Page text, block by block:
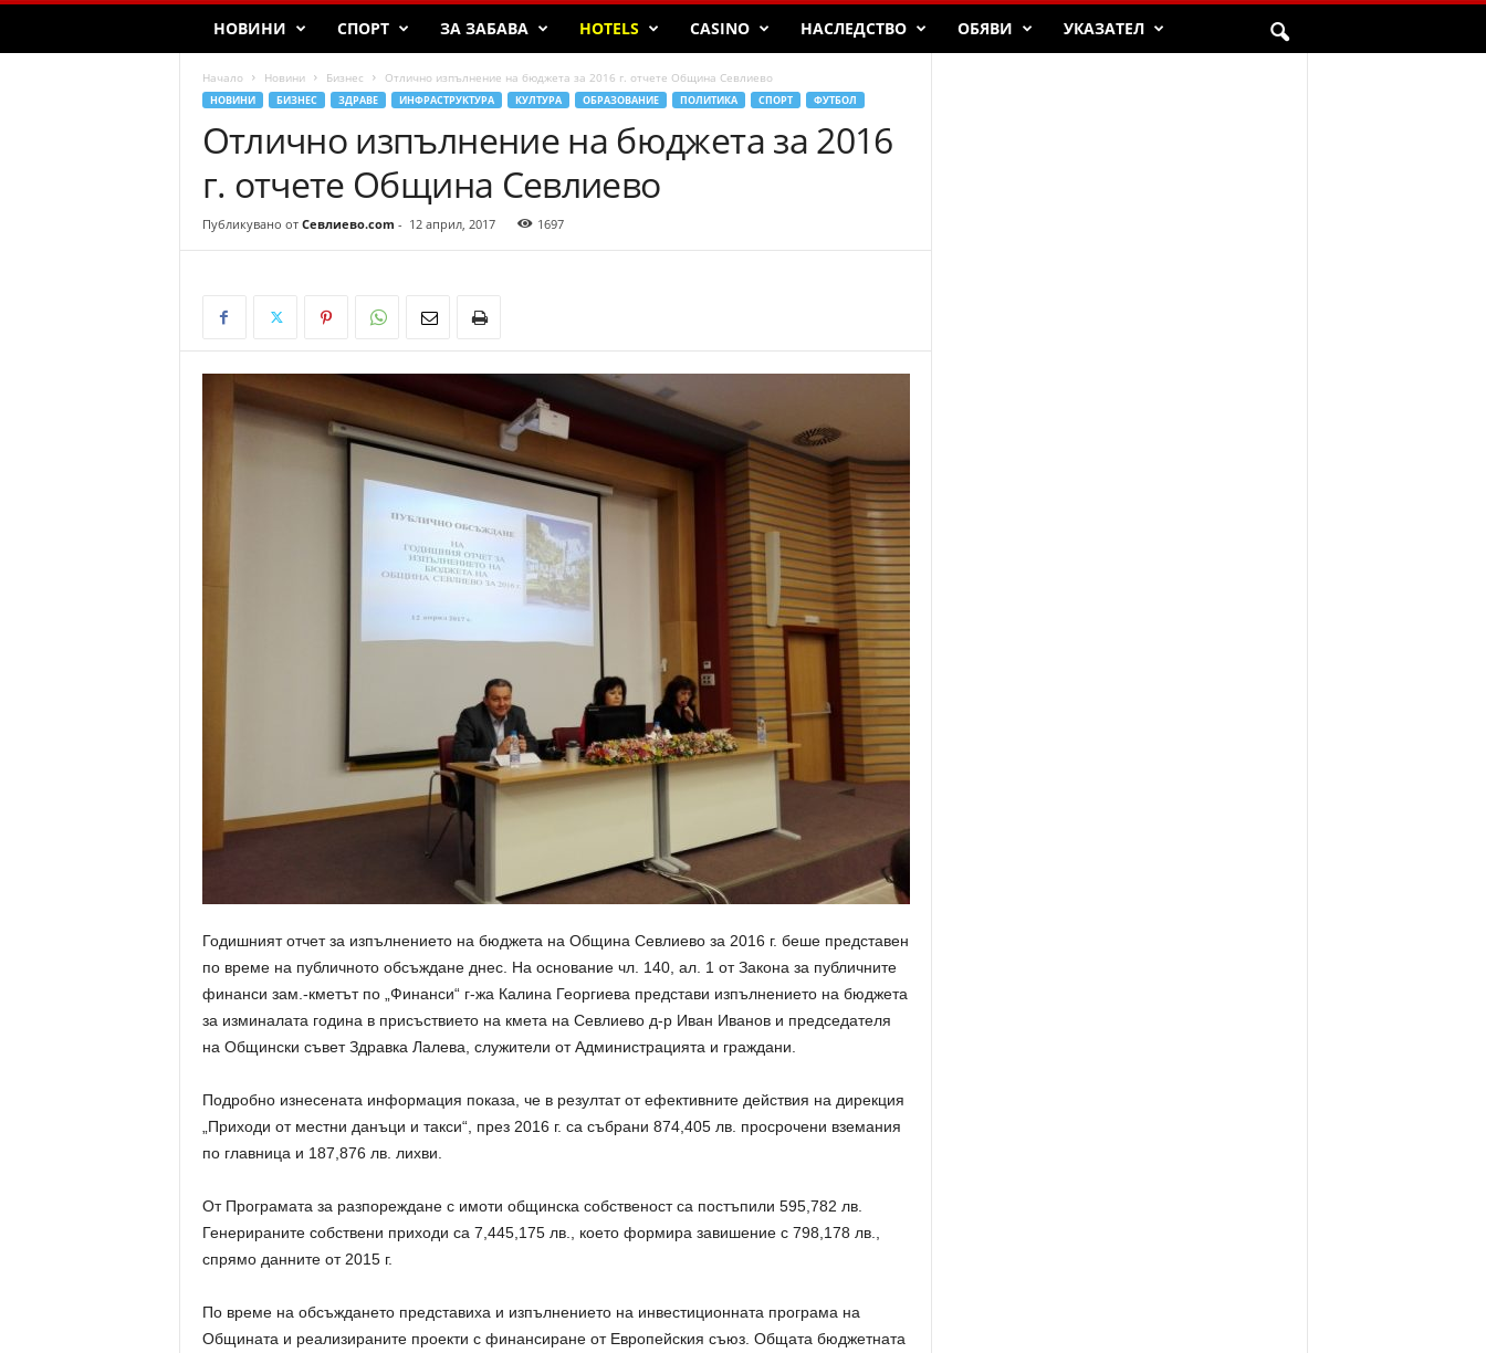
НОВИНИ СПОРТ ЗА ЗАБАВА HOTELS CASINO НАСЛЕДСТВО ОБЯВИ УКАЗАТЕЛ
Начало Новини Бизнес Отлично изпълнение на бюджета за 2016 г. отчете Община Севлиево
НОВИНИ БИЗНЕС ЗДРАВЕ ИНФРАСТРУКТУРА КУЛТУРА ОБРАЗОВАНИЕ ПОЛИТИКА СПОРТ ФУТБОЛ
Отлично изпълнение на бюджета за 2016
г. отчете Община Севлиево
Публикувано от Севлиево.com - 12 април, 2017 1697
Годишният отчет за изпълнението на бюджета на Община Севлиево за 2016 г. беше представен
по време на публичното обсъждане днес. На основание чл. 140, ал. 1 от Закона за публичните
финанси зам.-кметът по „Финанси“ г-жа Калина Георгиева представи изпълнението на бюджета
за изминалата година в присъствието на кмета на Севлиево д-р Иван Иванов и председателя
на Общински съвет Здравка Лалева, служители от Администрацията и граждани.
Подробно изнесената информация показа, че в резултат от ефективните действия на дирекция
„Приходи от местни данъци и такси“, през 2016 г. са събрани 874,405 лв. просрочени вземания
по главница и 187,876 лв. лихви.
От Програмата за разпореждане с имоти общинска собственост са постъпили 595,782 лв.
Генерираните собствени приходи са 7,445,175 лв., което формира завишение с 798,178 лв.,
спрямо данните от 2015 г.
По време на обсъждането представиха и изпълнението на инвестиционната програма на
Общината и реализираните проекти с финансиране от Европейския съюз. Общата бюджетната